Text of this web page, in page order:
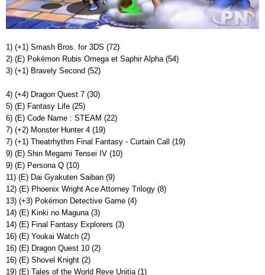
1) (+1) Smash Bros. for 3DS (72)
2) (E) Pokémon Rubis Omega et Saphir Alpha (54)
3) (+1) Bravely Second (52)
4) (+4) Dragon Quest 7 (30)
5) (E) Fantasy Life (25)
6) (E) Code Name : STEAM (22)
7) (+2) Monster Hunter 4 (19)
7) (+1) Theatrhythm Final Fantasy - Curtain Call (19)
9) (E) Shin Megami Tensei IV (10)
9) (E) Persona Q (10)
11) (E) Dai Gyakuten Saiban (9)
12) (E) Phoenix Wright Ace Attorney Trilogy (8)
13) (+3) Pokémon Detective Game (4)
14) (E) Kinki no Maguna (3)
14) (E) Final Fantasy Explorers (3)
16) (E) Youkai Watch (2)
16) (E) Dragon Quest 10 (2)
16) (E) Shovel Knight (2)
19) (E) Tales of the World Reve Unitia (1)